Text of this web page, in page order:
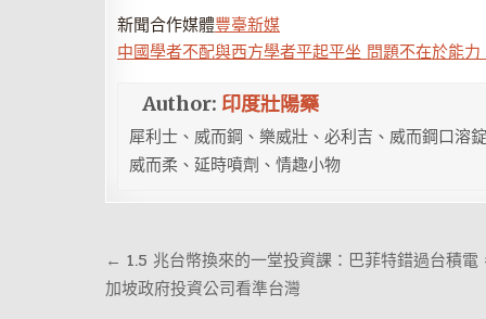
新聞合作媒體豐臺新媒
中國學者不配與西方學者平起平坐 問題不在於能
Author: 印度壯陽藥
犀利士、威而鋼、樂威壯、必利吉、威而鋼口溶
威而柔、延時噴劑、情趣小物
文
章
← 1.5 兆台幣換來的一堂投資課：巴菲特錯過台積電
加坡政府投資公司看準台灣